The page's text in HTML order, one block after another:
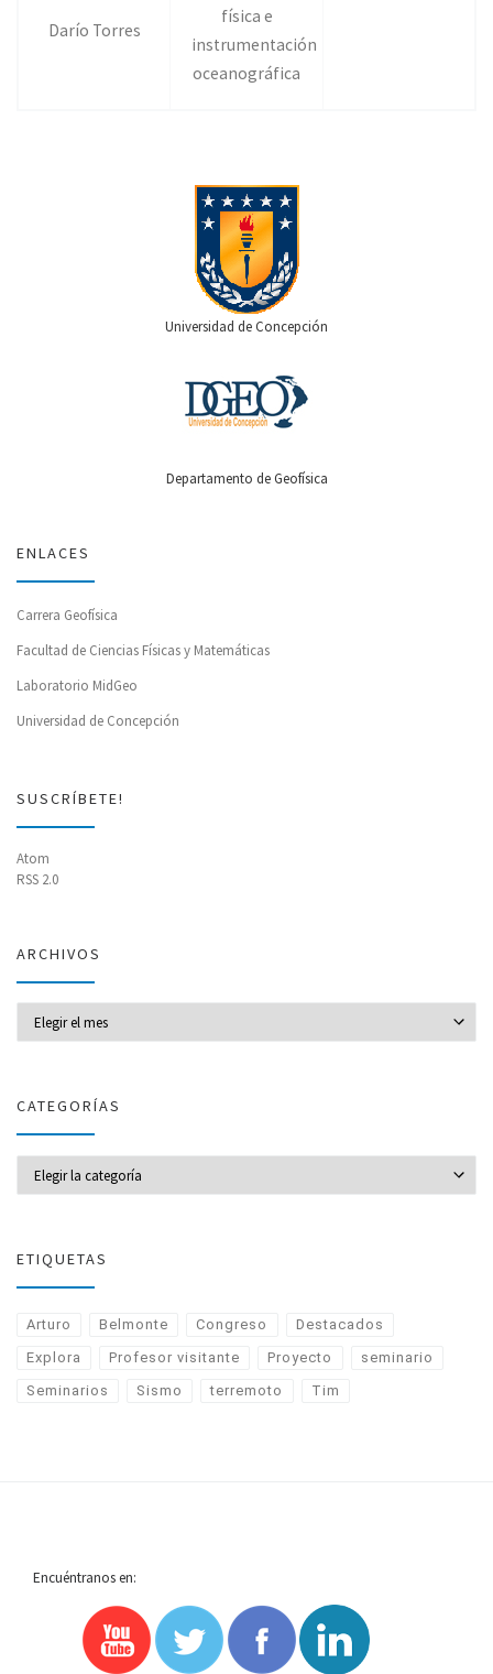
Darío Torres
física e
instrumentación
oceanográfica
Universidad de Concepción
Departamento de Geofísica
ENLACES
Carrera Geofísica
Facultad de Ciencias Físicas y Matemáticas
Laboratorio MidGeo
Universidad de Concepción
SUSCRÍBETE!
Atom
RSS 2.0
ARCHIVOS
CATEGORÍAS
ETIQUETAS
Arturo Belmonte Congreso Destacados
Explora Profesor visitante Proyecto seminario
Seminarios Sismo terremoto Tim
Encuéntranos en: